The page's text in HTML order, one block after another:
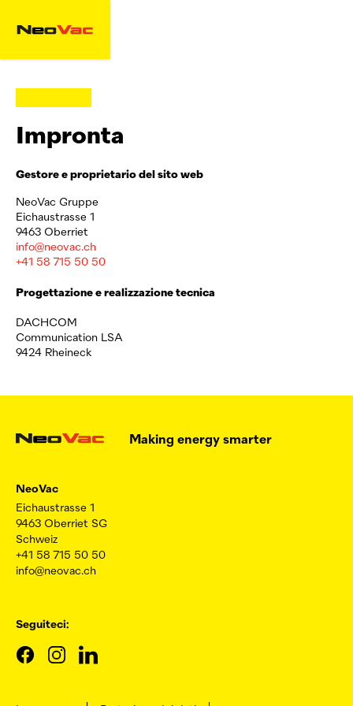
Impronta
Gestore e proprietario del sito web
NeoVac Gruppe
Eichaustrasse 1
9463 Oberriet
info@neovac.ch
+41 58 715 50 50
Progettazione e realizzazione tecnica
DACHCOM
Communication LSA
9424 Rheineck
Making energy smarter
NeoVac
Eichaustrasse 1
9463 Oberriet SG
Schweiz
+41 58 715 50 50
info@neovac.ch
Seguiteci: